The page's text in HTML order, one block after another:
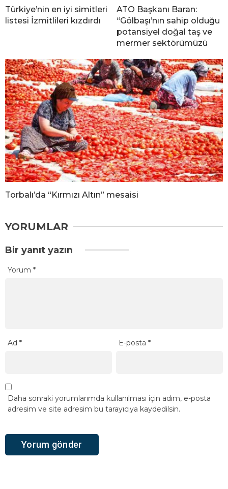
Türkiye’nin en iyi simitleri
listesi İzmitlileri kızdırdı
ATO Başkanı Baran:
“Gölbaşı’nın sahip olduğu
potansiyel doğal taş ve
mermer sektörümüzü
Torbalı’da “Kırmızı Altın” mesaisi
YORUMLAR
Bir yanıt yazın
Yorum *
Ad * E-posta*
Daha sonraki yorumlarımda kullanılması için adım, e-posta
adresim ve site adresim bu tarayıcıya kaydedilsin.